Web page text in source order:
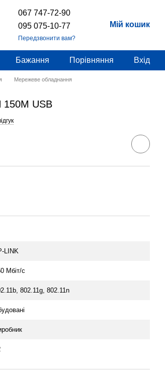
067 747-72-90
095 075-10-77
Передзвонити вам?
Мій кошик
Бажання Порівняння Вхід
Мережеве обладнання
150M USB
LINK
Мбіт/с
802.11g, 802.11n